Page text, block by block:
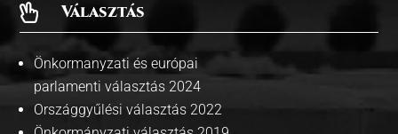
 Választás
Önkormanyzati és európai
parlamenti választás 2024
Országgyűlési választás 2022